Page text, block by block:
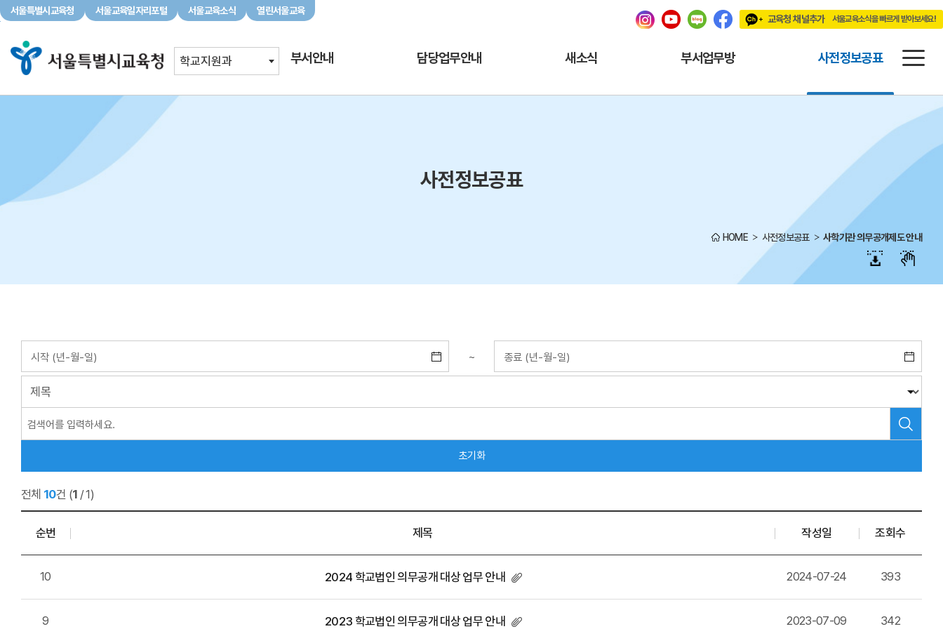
서울특별시교육청 서울교육일자리포털 서울교육소식 열린서울교육
교육청 채널추가 서울교육소식을 빠르게 받아보세요!
학교지원과
서울교육소식을 빠르게 받아보세요!
부서안내 담당업무안내 새소식 부서업무방 사전정보공표
사전정보공표
HOME 사전정보공표 사학기관 의무공개제도 안내
전체 10건 (1 / 1)
~
순번 제목 작성일 조회수
10 2024 학교법인 의무공개 대상 업무 안내 2024-07-24 393
9 2023 학교법인 의무공개 대상 업무 안내 2023-07-09 342